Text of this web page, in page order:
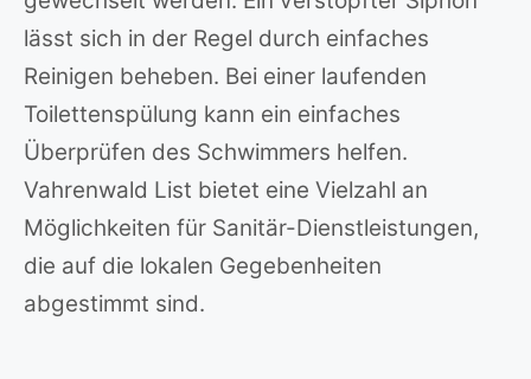
lässt sich in der Regel durch einfaches
Reinigen beheben. Bei einer laufenden
Toilettenspülung kann ein einfaches
Überprüfen des Schwimmers helfen.
Vahrenwald List bietet eine Vielzahl an
Möglichkeiten für Sanitär-Dienstleistungen,
die auf die lokalen Gegebenheiten
abgestimmt sind.